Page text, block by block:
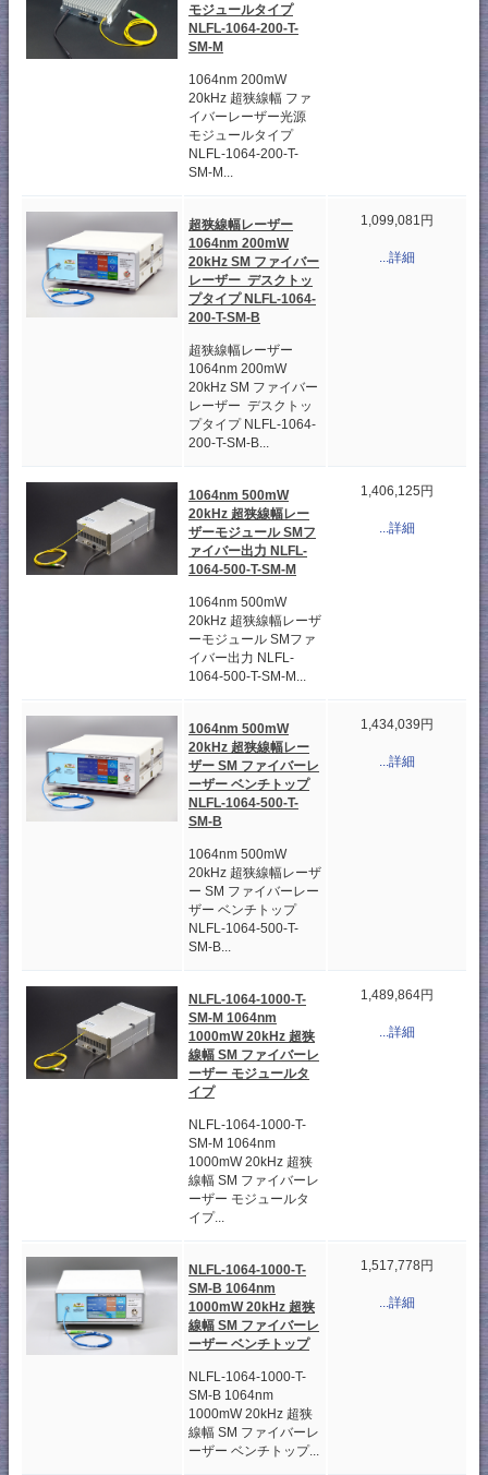
モジュールタイプ
NLFL-1064-200-T-
SM-M
1064nm 200mW
20kHz 超狭線幅 ファ
イバーレーザー光源
モジュールタイプ
NLFL-1064-200-T-
SM-M...
超狭線幅レーザー
1064nm 200mW
20kHz SM ファイバー
レーザー デスクトッ
プタイプ NLFL-1064-
200-T-SM-B
超狭線幅レーザー
1064nm 200mW
20kHz SM ファイバー
レーザー デスクトッ
プタイプ NLFL-1064-
200-T-SM-B...
1,099,081円
...詳細
1064nm 500mW
20kHz 超狭線幅レー
ザーモジュール SMフ
ァイバー出力 NLFL-
1064-500-T-SM-M
1064nm 500mW
20kHz 超狭線幅レーザ
ーモジュール SMファ
イバー出力 NLFL-
1064-500-T-SM-M...
1,406,125円
...詳細
1064nm 500mW
20kHz 超狭線幅レー
ザー SM ファイバーレ
ーザー ベンチトップ
NLFL-1064-500-T-
SM-B
1064nm 500mW
20kHz 超狭線幅レーザ
ー SM ファイバーレー
ザー ベンチトップ
NLFL-1064-500-T-
SM-B...
1,434,039円
...詳細
NLFL-1064-1000-T-
SM-M 1064nm
1000mW 20kHz 超狭
線幅 SM ファイバーレ
ーザー モジュールタ
イプ
NLFL-1064-1000-T-
SM-M 1064nm
1000mW 20kHz 超狭
線幅 SM ファイバーレ
ーザー モジュールタ
イプ...
1,489,864円
...詳細
NLFL-1064-1000-T-
SM-B 1064nm
1000mW 20kHz 超狭
線幅 SM ファイバーレ
ーザー ベンチトップ
NLFL-1064-1000-T-
SM-B 1064nm
1000mW 20kHz 超狭
線幅 SM ファイバーレ
ーザー ベンチトップ...
1,517,778円
...詳細